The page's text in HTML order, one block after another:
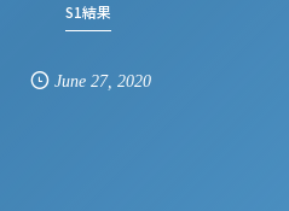
S1結果
June 27, 2020